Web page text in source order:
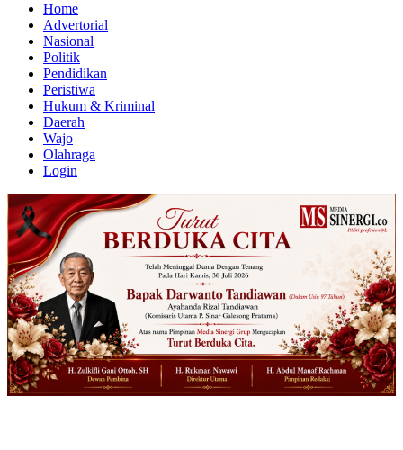
Home
Advertorial
Nasional
Politik
Pendidikan
Peristiwa
Hukum & Kriminal
Daerah
Wajo
Olahraga
Login